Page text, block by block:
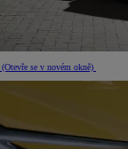
(Otevře se v novém okně)